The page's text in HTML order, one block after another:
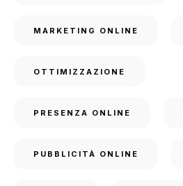
MARKETING ONLINE
OTTIMIZZAZIONE
PRESENZA ONLINE
PUBBLICITÀ ONLINE